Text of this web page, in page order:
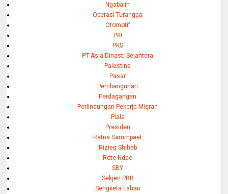
Ngabalin
Operasi Turangga
Otomotif
PKI
PKS
PT Asia Dinasti Sejahtera
Palestina
Pasar
Pembangunan
Perdagangan
Perlindungan Pekerja Migran
Piala
Presiden
Ratna Sarumpaet
Rizieq Shihab
Rote Ndao
SBY
Sekjen PBB
Sengketa Lahan